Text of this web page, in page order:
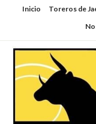
SaltarInicio Toreros de